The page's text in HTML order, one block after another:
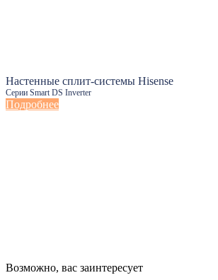
Настенные сплит-системы Hisense
Серии Smart DS Inverter
Подробнее
Настенные сплит-системы Haier
Возможно, вас заинтересует